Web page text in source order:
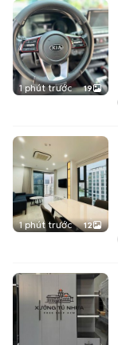
1 phút trước 19
1 phút trước 12